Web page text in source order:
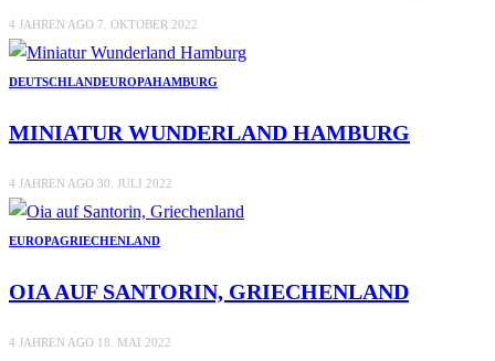
4 JAHREN AGO 7. OKTOBER 2022
DEUTSCHLANDEUROPAHAMBURG
MINIATUR WUNDERLAND HAMBURG
4 JAHREN AGO 30. JULI 2022
EUROPAGRIECHENLAND
OIA AUF SANTORIN, GRIECHENLAND
4 JAHREN AGO 18. MAI 2022